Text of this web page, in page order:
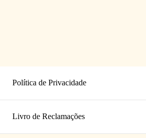
Política de Privacidade
Livro de Reclamações